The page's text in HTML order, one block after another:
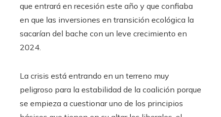
que entrará en recesión este año y que confiaba
en que las inversiones en transición ecológica la
sacarían del bache con un leve crecimiento en
2024.
La crisis está entrando en un terreno muy
peligroso para la estabilidad de la coalición porque
se empieza a cuestionar uno de los principios